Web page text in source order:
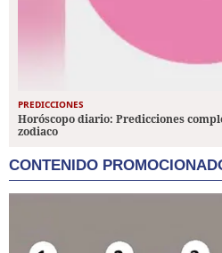
PREDICCIONES
Horóscopo diario: Predicciones
zodiaco
CONTENIDO